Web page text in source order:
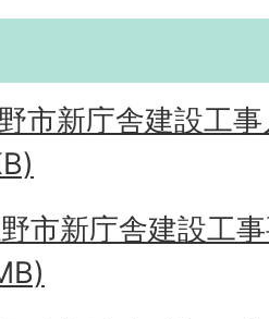
市新庁舎建設工
市新庁舎建設工